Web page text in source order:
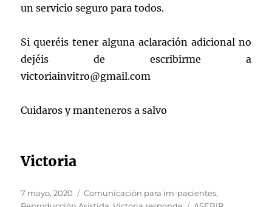
un servicio seguro para todos.
Si queréis tener alguna aclaración adicional no
dejéis de escribirme a
victoriainvitro@gmail.com
Cuidaros y manteneros a salvo
Victoria
Publicado
7 mayo, 2020 Categorías
Comunicación para im-pacientes,